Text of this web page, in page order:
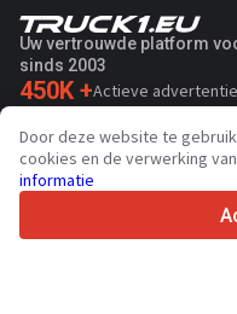
Uw vertrouwde platform
sinds 2003
450K +Actieve
36Ondersteunde talen
4.7/5
Door deze website te
cookies en de verwerking
informatie